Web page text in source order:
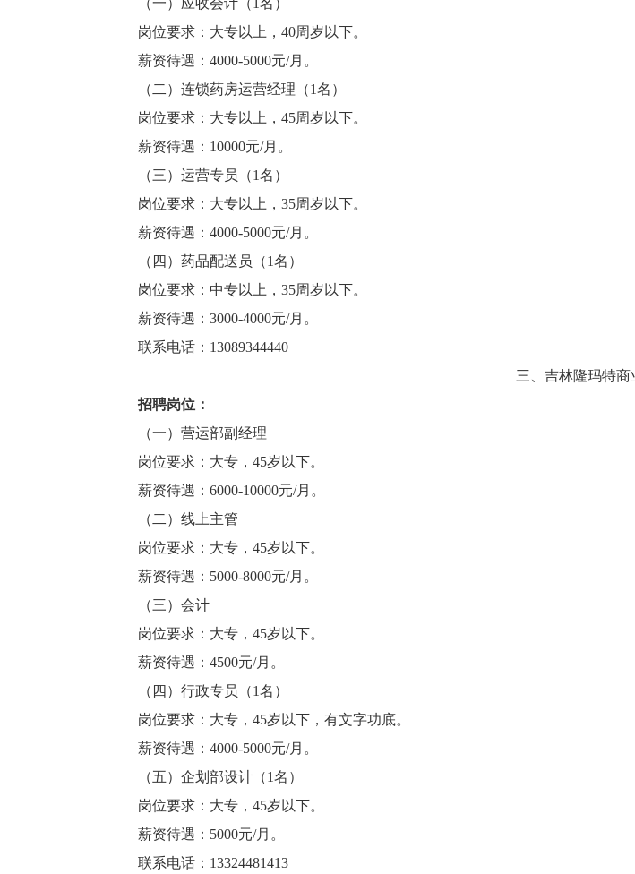
（一）应收会计（1名）
岗位要求：大专以上，40周岁以下。
薪资待遇：4000-5000元/月。
（二）连锁药房运营经理（1名）
岗位要求：大专以上，45周岁以下。
薪资待遇：10000元/月。
（三）运营专员（1名）
岗位要求：大专以上，35周岁以下。
薪资待遇：4000-5000元/月。
（四）药品配送员（1名）
岗位要求：中专以上，35周岁以下。
薪资待遇：3000-4000元/月。
联系电话：13089344440
三、吉林隆玛特商
招聘岗位：
（一）营运部副经理
岗位要求：大专，45岁以下。
薪资待遇：6000-10000元/月。
（二）线上主管
岗位要求：大专，45岁以下。
薪资待遇：5000-8000元/月。
（三）会计
岗位要求：大专，45岁以下。
薪资待遇：4500元/月。
（四）行政专员（1名）
岗位要求：大专，45岁以下，有文字功底。
薪资待遇：4000-5000元/月。
（五）企划部设计（1名）
岗位要求：大专，45岁以下。
薪资待遇：5000元/月。
联系电话：13324481413